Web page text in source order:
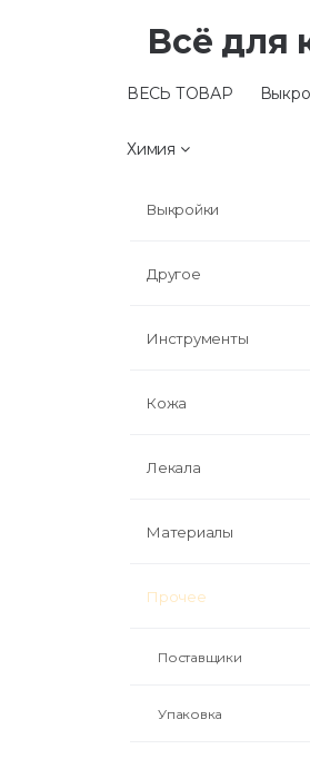
Всё для
ВЕСЬ ТОВАР
Химия
ВЕСЬ ТОВАР
Выкройки
Другое
Инструменты
Кожа
Лекала
Материалы
Прочее
Поставщики
Упаковка